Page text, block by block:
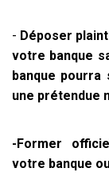
- Déposer
votre banque
banque
une prétendue
-Former
votre banque